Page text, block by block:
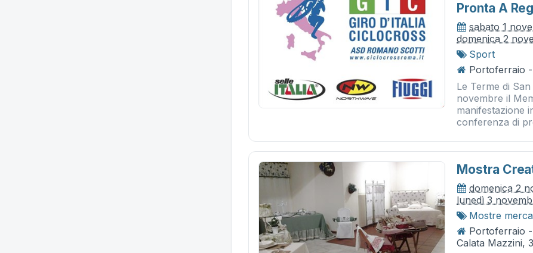
Pronta A
sabato 1
domenica 2
Sport
Portoferraio
Le Terme di
novembre il
manifestazione
conferenza di
Mostra
domenica 2
lunedì 3
Mostre
Portoferraio -
Calata Mazzini,